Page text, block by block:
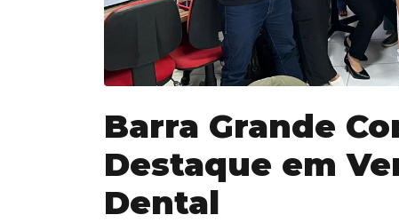
Barra Grande
Destaque em
Dental